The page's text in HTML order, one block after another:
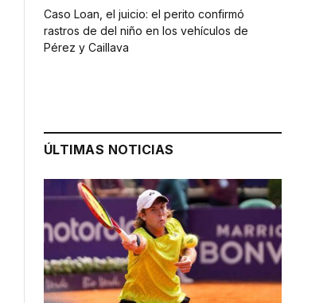
Caso Loan, el juicio: el perito confirmó
rastros de del niño en los vehículos de
Pérez y Caillava
ÚLTIMAS NOTICIAS